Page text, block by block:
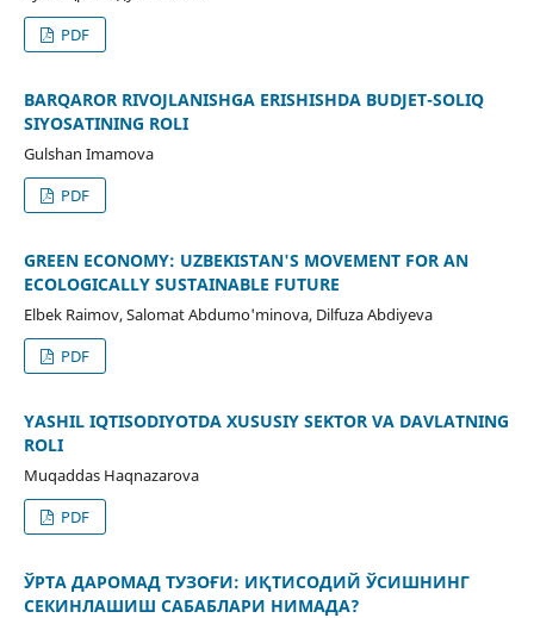
PDF
BARQAROR RIVOJLANISHGA ERISHISHDA BUDJET-SOLIQ
SIYOSATINING ROLI
Gulshan Imamova
PDF
GREEN ECONOMY: UZBEKISTAN'S MOVEMENT FOR AN
ECOLOGICALLY SUSTAINABLE FUTURE
Elbek Raimov, Salomat Abdumo'minova, Dilfuza Abdiyeva
PDF
YASHIL IQTISODIYOTDA XUSUSIY SEKTOR VA DAVLATNING
ROLI
Muqaddas Haqnazarova
PDF
ЎРТА ДАРОМАД ТУЗОҒИ: ИҚТИСОДИЙ ЎСИШНИНГ
СЕКИНЛАШИШ САБАБЛАРИ НИМАДА?